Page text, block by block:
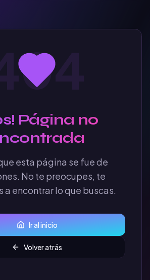
404
Página no
esta página se fue de
No te preocupes, te
a encontrar lo que buscas.
Ir al inicio
Volver atrás